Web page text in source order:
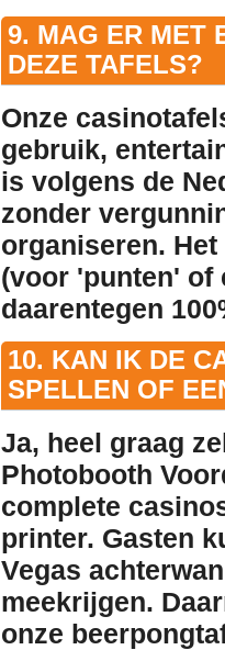
9. MAG ER MET
DEZE TAFELS?
Onze
gebruik,
is volgens de
zonder
organiseren.
(voor 'punten' of
daarentegen
10. KAN IK DE
SPELLEN OF
Ja, heel graag
Photobooth
complete
printer. Gasten
Vegas
meekrijgen.
onze